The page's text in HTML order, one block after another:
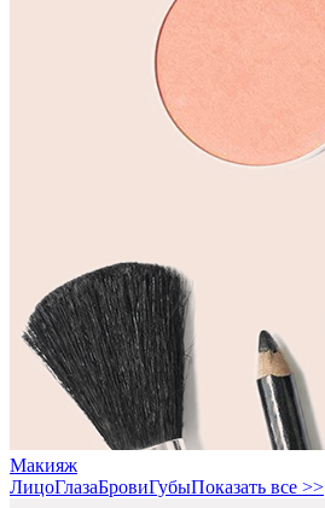
Макияж
ЛицоГлазаБровиГубыПоказать все >>